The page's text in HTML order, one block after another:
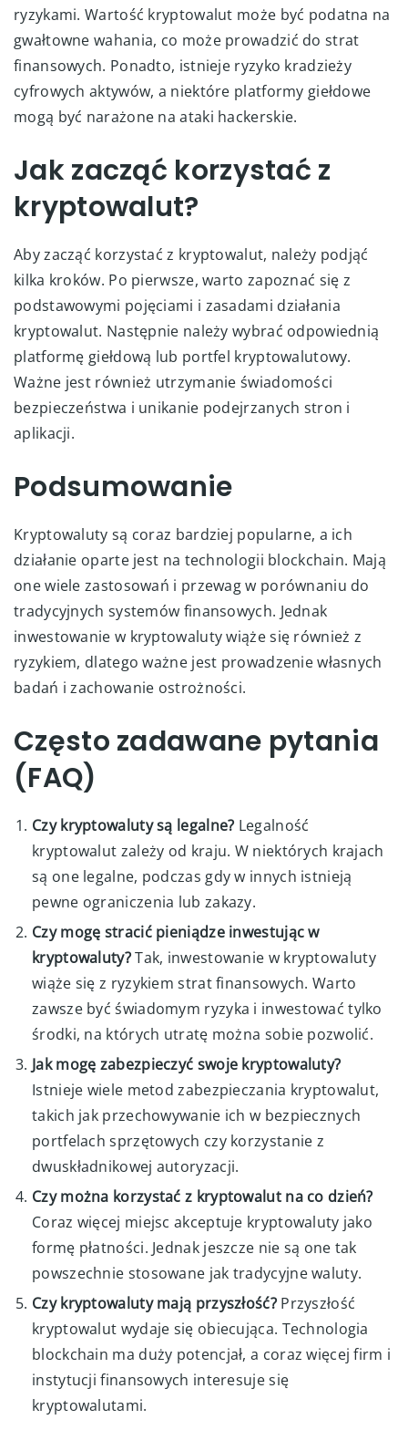
ryzykami. Wartość kryptowalut może być podatna na
gwałtowne wahania, co może prowadzić do strat
finansowych. Ponadto, istnieje ryzyko kradzieży
cyfrowych aktywów, a niektóre platformy giełdowe
mogą być narażone na ataki hackerskie.
Jak zacząć korzystać z
kryptowalut?
Aby zacząć korzystać z kryptowalut, należy podjąć
kilka kroków. Po pierwsze, warto zapoznać się z
podstawowymi pojęciami i zasadami działania
kryptowalut. Następnie należy wybrać odpowiednią
platformę giełdową lub portfel kryptowalutowy.
Ważne jest również utrzymanie świadomości
bezpieczeństwa i unikanie podejrzanych stron i
aplikacji.
Podsumowanie
Kryptowaluty są coraz bardziej popularne, a ich
działanie oparte jest na technologii blockchain. Mają
one wiele zastosowań i przewag w porównaniu do
tradycyjnych systemów finansowych. Jednak
inwestowanie w kryptowaluty wiąże się również z
ryzykiem, dlatego ważne jest prowadzenie własnych
badań i zachowanie ostrożności.
Często zadawane pytania
(FAQ)
Czy kryptowaluty są legalne? Legalność
kryptowalut zależy od kraju. W niektórych krajach
są one legalne, podczas gdy w innych istnieją
pewne ograniczenia lub zakazy.
Czy mogę stracić pieniądze inwestując w
kryptowaluty?Tak, inwestowanie w kryptowaluty
wiąże się z ryzykiem strat finansowych. Warto
zawsze być świadomym ryzyka i inwestować tylko
środki, na których utratę można sobie pozwolić.
Jak mogę zabezpieczyć swoje kryptowaluty?
Istnieje wiele metod zabezpieczania kryptowalut,
takich jak przechowywanie ich w bezpiecznych
portfelach sprzętowych czy korzystanie z
dwuskładnikowej autoryzacji.
Czy można korzystać z kryptowalut na co dzień?
Coraz więcej miejsc akceptuje kryptowaluty jako
formę płatności. Jednak jeszcze nie są one tak
powszechnie stosowane jak tradycyjne waluty.
Czy kryptowaluty mają przyszłość?Przyszłość
kryptowalut wydaje się obiecująca. Technologia
blockchain ma duży potencjał, a coraz więcej firm i
instytucji finansowych interesuje się
kryptowalutami.